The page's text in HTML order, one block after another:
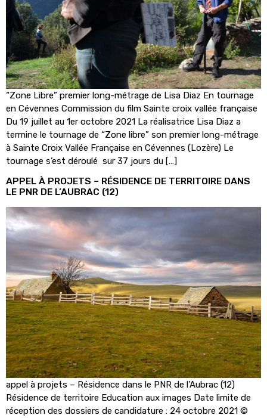
“Zone Libre” premier long-métrage de Lisa Diaz En tournage
en Cévennes Commission du film Sainte croix vallée française
Du 19 juillet au 1er octobre 2021 La réalisatrice Lisa Diaz a
termine le tournage de “Zone libre” son premier long-métrage
à Sainte Croix Vallée Française en Cévennes (Lozère) Le
tournage s’est déroulé sur 37 jours du […]
APPEL À PROJETS – RÉSIDENCE DE TERRITOIRE DANS
LE PNR DE L’AUBRAC (12)
appel à projets – Résidence dans le PNR de l’Aubrac (12)
Résidence de territoire Education aux images Date limite de
réception des dossiers de candidature : 24 octobre 2021 ©